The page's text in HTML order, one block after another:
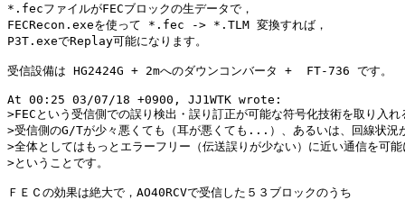
*.fecファイルがFECブロックの生データで，
FECRecon.exeを使って *.fec -> *.TLM 変換すれば，
P3T.exeでReplay可能になります。
受信設備は HG2424G + 2mへのダウンコンバータ +  FT-736 です。
At 00:25 03/07/18 +0900, JJ1WTK wrote:
>FECという受信側での誤り検出・誤り訂正が可能な符号化技術を取り入れ
>受信側のG/Tが少々悪くても（耳が悪くても...）、あるいは、回線状況
>全体としてはもっとエラーフリー（伝送誤りが少ない）に近い通信を可
>ということです。
ＦＥＣの効果は絶大で，AO40RCVで受信した５３ブロックのうち